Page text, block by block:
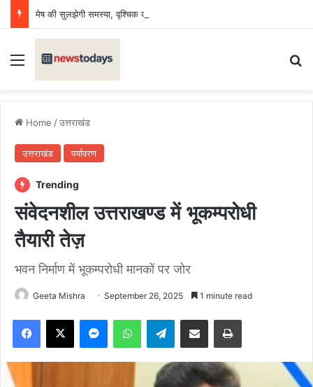
Menu
Home /उत्तराखंड
उत्तराखंड पर्यावरण
Trending
संवेदनशील उत्तराखण्ड में भूकम्परोधी
तैयारी तेज़
भवन निर्माण में भूकम्परोधी मानकों पर जोर
Geeta Mishra September 26, 2025 1 minute read
Facebook
X MessengerWhatsAppTelegramShare via Email Print